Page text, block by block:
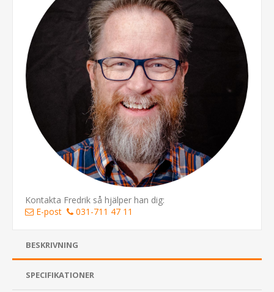
Kontakta Fredrik så hjälper han dig:
E-post
031-711 47 11
BESKRIVNING
SPECIFIKATIONER